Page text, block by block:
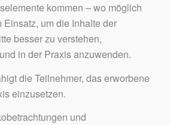
kommen – wo möglich
um die Inhalte der
besser zu verstehen,
in der Praxis anzuwenden.
die Teilnehmer, das erworbene
einzusetzen.
und